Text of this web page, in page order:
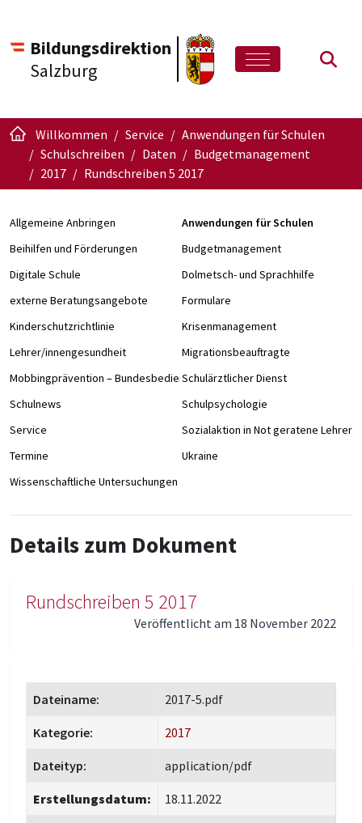
Bildungsdirektion
Salzburg
Willkommen Service
Anwendungen für Schulen
Schulschreiben
Daten
Budgetmanagement
2017
Rundschreiben 5 2017
Allgemeine Anbringen
Anwendungen für Schulen
Beihilfen und Förderungen
Budgetmanagement
Digitale Schule
Dolmetsch- und Sprachhilfe
externe Beratungsangebote
Formulare
Kinderschutzrichtlinie
Krisenmanagement
Lehrer/innengesundheit
Migrationsbeauftragte
Mobbingprävention – Bundesbedienstete an Schulen
Schulärztlicher Dienst
Schulnews
Schulpsychologie
Service
Sozialaktion in Not geratene Lehrer/
Termine
Ukraine
Wissenschaftliche Untersuchungen
Details zum Dokument
Rundschreiben 5 2017
Veröffentlicht am 18 November 2022
Dateiname: 2017-5.pdf
Kategorie: 2017
Dateityp: application/pdf
Erstellungsdatum: 18.11.2022